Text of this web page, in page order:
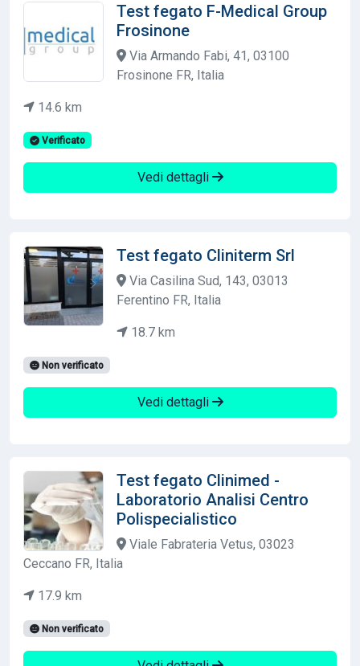
Test fegato F-Medical Group
Frosinone
Via Armando Fabi, 41, 03100
Frosinone FR, Italia
14.6 km
Verificato
Vedi dettagli
Test fegato Cliniterm Srl
Via Casilina Sud, 143, 03013
Ferentino FR, Italia
18.7 km
Non verificato
Vedi dettagli
Test fegato Clinimed -
Laboratorio Analisi Centro
Polispecialistico
Viale Fabrateria Vetus, 03023
Ceccano FR, Italia
17.9 km
Non verificato